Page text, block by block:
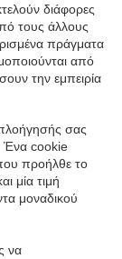
διάφορες
τους άλλους
πράγματα
από
την εμπειρία
σας
Ένα cookie
προήλθε το
μία τιμή
μοναδικού
να